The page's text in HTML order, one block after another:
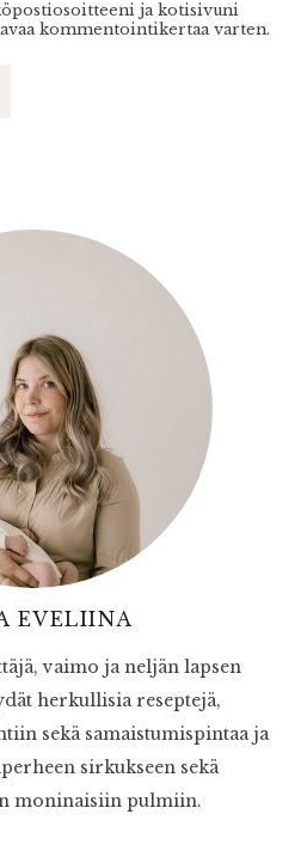
ja kotisivuni
kommentointikertaa varten.
EVELIINA
vaimo ja neljän lapsen
herkullisia reseptejä,
sekä samaistumispintaa ja
sirkukseen sekä
moninaisiin pulmiin.